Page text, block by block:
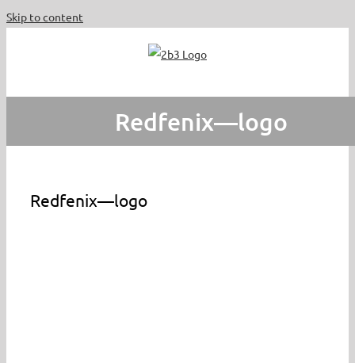
Skip to content
Redfenix—logo
Redfenix—logo